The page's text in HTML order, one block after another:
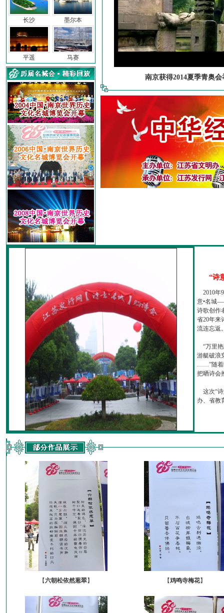
长沙
平遥
墨尔本
马赛
南京获得2014夏季青奥会
“诗
2010年
意•名城
诗歌创作
省20年来
流连忘返
“万里艳
游艇破浪
……”随着
把晒诗会
这次“诗
办、省教
【六朝松依然葱翠】 【鸡鸣寺梅花】